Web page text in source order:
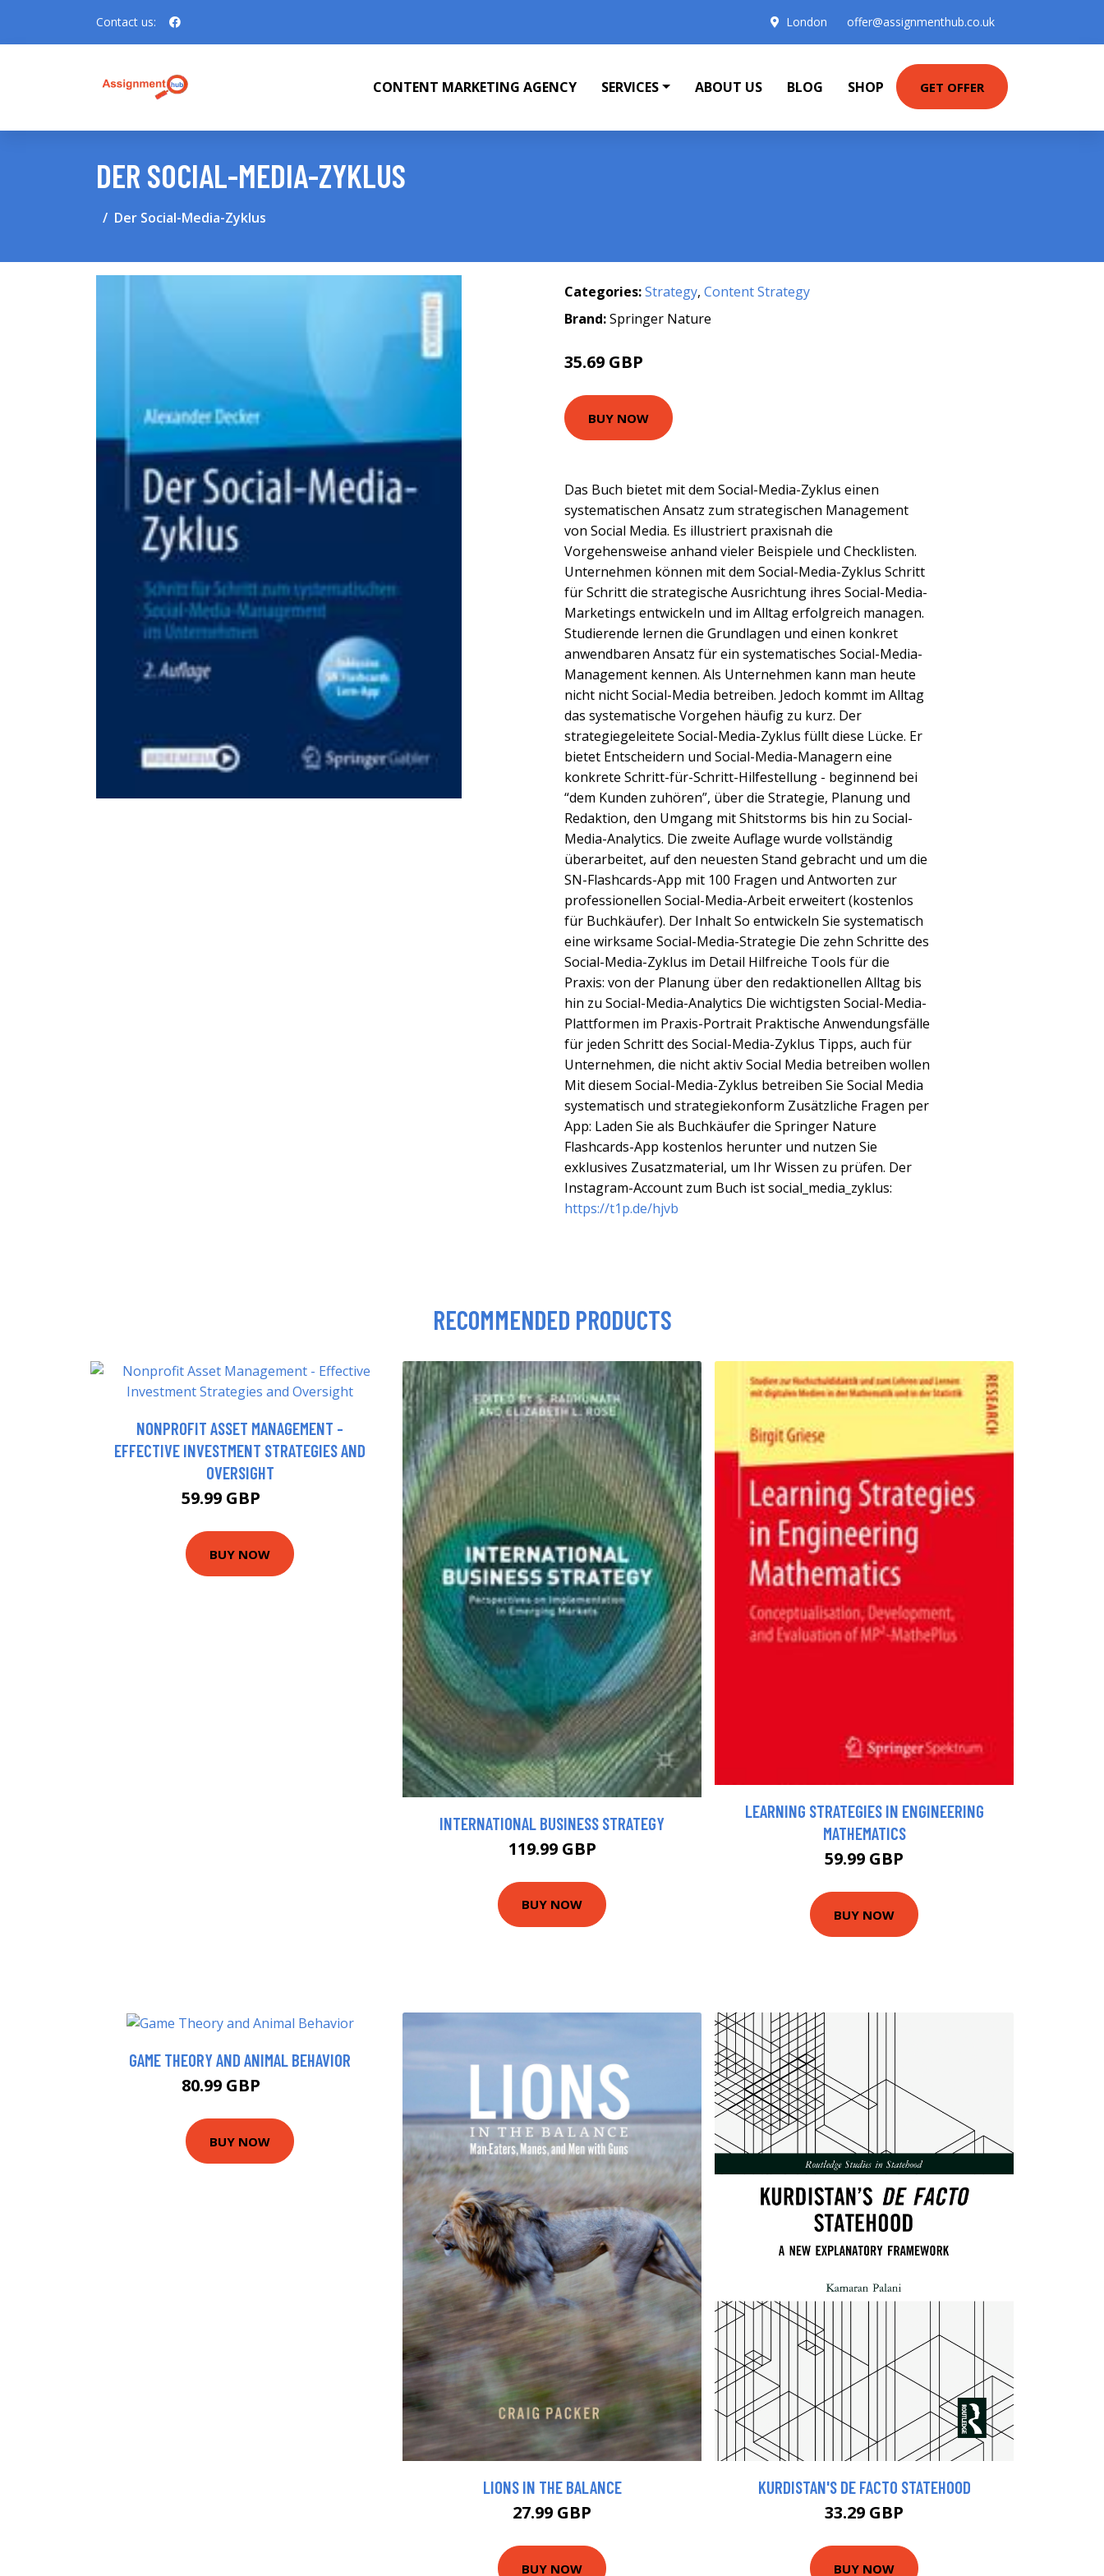
Contact us: London offer@assignmenthub.co.uk
CONTENT MARKETING AGENCY SERVICES ABOUT US BLOG SHOP GET OFFER
DER SOCIAL-MEDIA-ZYKLUS
Der Social-Media-Zyklus
Categories:Strategy, Content Strategy
Brand:Springer Nature
35.69 GBP
BUY NOW
Das Buch bietet mit dem Social-Media-Zyklus einen
systematischen Ansatz zum strategischen Management
von Social Media. Es illustriert praxisnah die
Vorgehensweise anhand vieler Beispiele und Checklisten.
Unternehmen können mit dem Social-Media-Zyklus Schritt
für Schritt die strategische Ausrichtung ihres Social-Media-
Marketings entwickeln und im Alltag erfolgreich managen.
Studierende lernen die Grundlagen und einen konkret
anwendbaren Ansatz für ein systematisches Social-Media-
Management kennen. Als Unternehmen kann man heute
nicht nicht Social-Media betreiben. Jedoch kommt im Alltag
das systematische Vorgehen häufig zu kurz. Der
strategiegeleitete Social-Media-Zyklus füllt diese Lücke. Er
bietet Entscheidern und Social-Media-Managern eine
konkrete Schritt-für-Schritt-Hilfestellung - beginnend bei
“dem Kunden zuhören”, über die Strategie, Planung und
Redaktion, den Umgang mit Shitstorms bis hin zu Social-
Media-Analytics. Die zweite Auflage wurde vollständig
überarbeitet, auf den neuesten Stand gebracht und um die
SN-Flashcards-App mit 100 Fragen und Antworten zur
professionellen Social-Media-Arbeit erweitert (kostenlos
für Buchkäufer). Der Inhalt So entwickeln Sie systematisch
eine wirksame Social-Media-Strategie Die zehn Schritte des
Social-Media-Zyklus im Detail Hilfreiche Tools für die
Praxis: von der Planung über den redaktionellen Alltag bis
hin zu Social-Media-Analytics Die wichtigsten Social-Media-
Plattformen im Praxis-Portrait Praktische Anwendungsfälle
für jeden Schritt des Social-Media-Zyklus Tipps, auch für
Unternehmen, die nicht aktiv Social Media betreiben wollen
Mit diesem Social-Media-Zyklus betreiben Sie Social Media
systematisch und strategiekonform Zusätzliche Fragen per
App: Laden Sie als Buchkäufer die Springer Nature
Flashcards-App kostenlos herunter und nutzen Sie
exklusives Zusatzmaterial, um Ihr Wissen zu prüfen. Der
Instagram-Account zum Buch ist social_media_zyklus:
https://t1p.de/hjvb
RECOMMENDED PRODUCTS
NONPROFIT ASSET MANAGEMENT -
EFFECTIVE INVESTMENT STRATEGIES AND
OVERSIGHT
59.99 GBP
BUY NOW
INTERNATIONAL BUSINESS STRATEGY
119.99 GBP
BUY NOW
LEARNING STRATEGIES IN ENGINEERING
MATHEMATICS
59.99 GBP
BUY NOW
GAME THEORY AND ANIMAL BEHAVIOR
80.99 GBP
BUY NOW
LIONS IN THE BALANCE
27.99 GBP
BUY NOW
KURDISTAN'S DE FACTO STATEHOOD
33.29 GBP
BUY NOW